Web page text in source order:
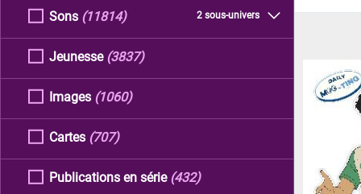
Sons 2 sous-univers
(11814)
Jeunesse (3837)
Images (1060)
Cartes (707)
Publications en série (432)